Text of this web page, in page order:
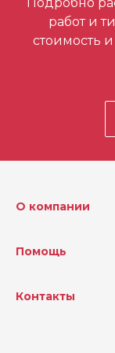
работ и
стоимость
О компании
Помощь
Контакты